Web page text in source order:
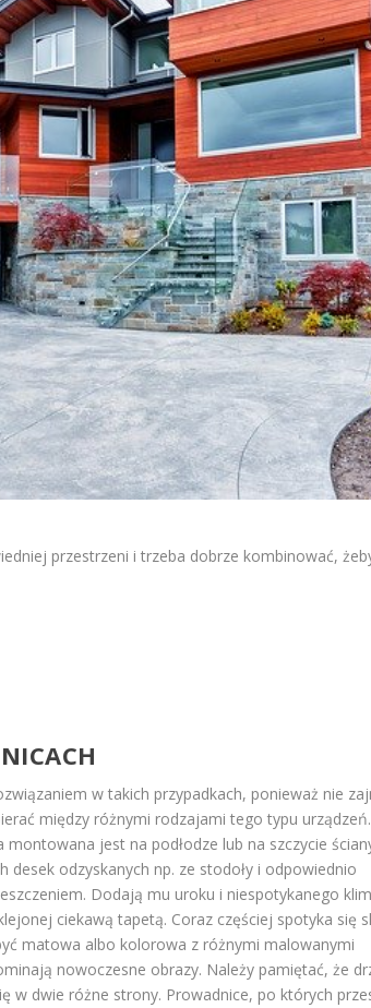
przestrzeni i trzeba dobrze kombinować,
w takich przypadkach, ponieważ nie
między różnymi rodzajami tego typu urządzeń.
jest na podłodze lub na szczycie
odzyskanych np. ze stodoły i odpowiednio
Dodają mu uroku i niespotykanego
ciekawą tapetą. Coraz częściej spotyka się
matowa albo kolorowa z różnymi malowanymi
nowoczesne obrazy. Należy pamiętać, że
w dwie różne strony. Prowadnice, po których